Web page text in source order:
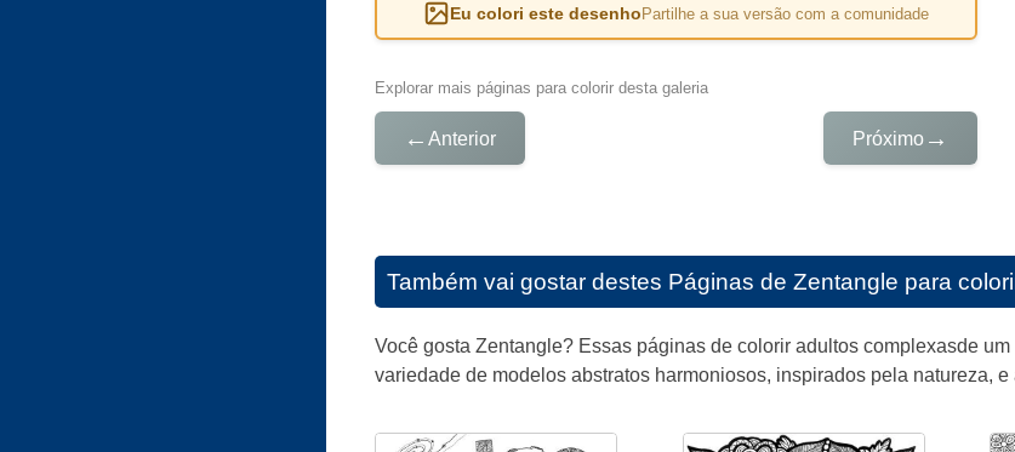
Eu colori este desenho Partilhe a sua versão com a comunidade
Explorar mais páginas para colorir desta galeria
← Anterior Próximo →
Também vai gostar destes Páginas de Zentangle para
Você gosta Zentangle? Essas páginas de colorir adultos complexasde
variedade de modelos abstratos harmoniosos, inspirados pela natureza,